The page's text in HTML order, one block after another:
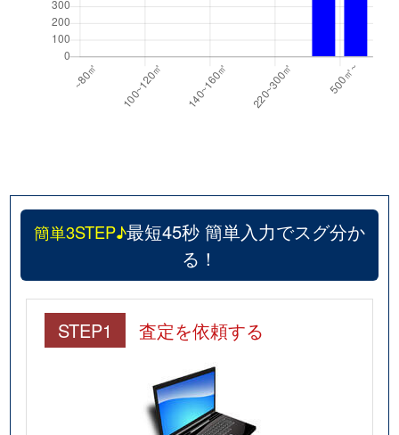
簡単3STEP♪最短45秒 簡単入力でスグ分か
る！
STEP1 査定を依頼する